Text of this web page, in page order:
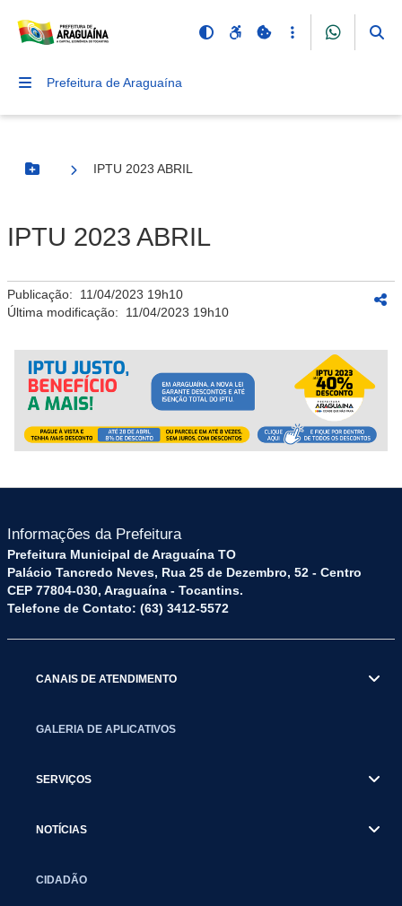
Prefeitura de Araguaína
Botão Menu
IPTU 2023 ABRIL
IPTU 2023 ABRIL
Publicação: 11/04/2023 19h10
Última modificação: 11/04/2023 19h10
Informações da Prefeitura
Prefeitura Municipal de Araguaína TO
Palácio Tancredo Neves, Rua 25 de Dezembro, 52 - Centro
CEP 77804-030, Araguaína - Tocantins.
Telefone de Contato: (63) 3412-5572
CANAIS DE ATENDIMENTO
GALERIA DE APLICATIVOS
SERVIÇOS
NOTÍCIAS
CIDADÃO